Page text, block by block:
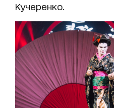
Кучеренко.